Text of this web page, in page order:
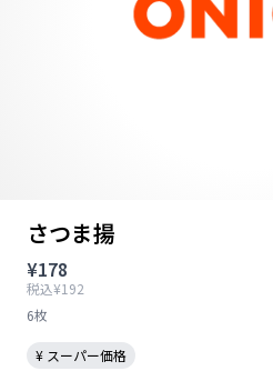
さつま揚
¥178
税込¥192
6枚
¥ スーパー価格